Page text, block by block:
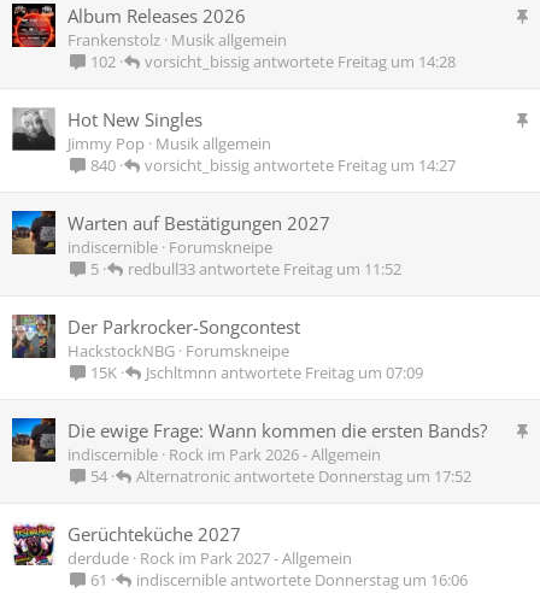
A
i
Album Releases 2026
Frankenstolz Musik allgemein
102
Freitag um 14:28
vorsicht_bissig
A
Hot New Singles
Jimmy Pop
Musik allgemein
840
Freitag um 14:27
vorsicht_bissig
Warten auf Bestätigungen 2027
indiscernible Forumskneipe
5
Freitag um 11:52
redbull33
Der Parkrocker-Songcontest
HackstockNBG Forumskneipe
15K
Freitag um 07:09
Jschltmnn
A
Die ewige Frage: Wann kommen die ersten Bands?
indiscernible Rock im Park 2026 - Allgemein
54
Donnerstag um 17:52
Alternatronic
Gerüchteküche 2027
derdude Rock im Park 2027 - Allgemein
61
Donnerstag um 16:06
indiscernible